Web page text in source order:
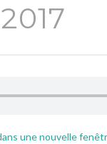
une nouvelle